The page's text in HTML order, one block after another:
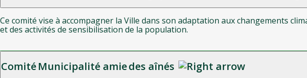
Ce comité vise à accompagner la Ville dans son adaptation aux changements
et des activités de sensibilisation de la population.
Comité Municipalité amie des aînés